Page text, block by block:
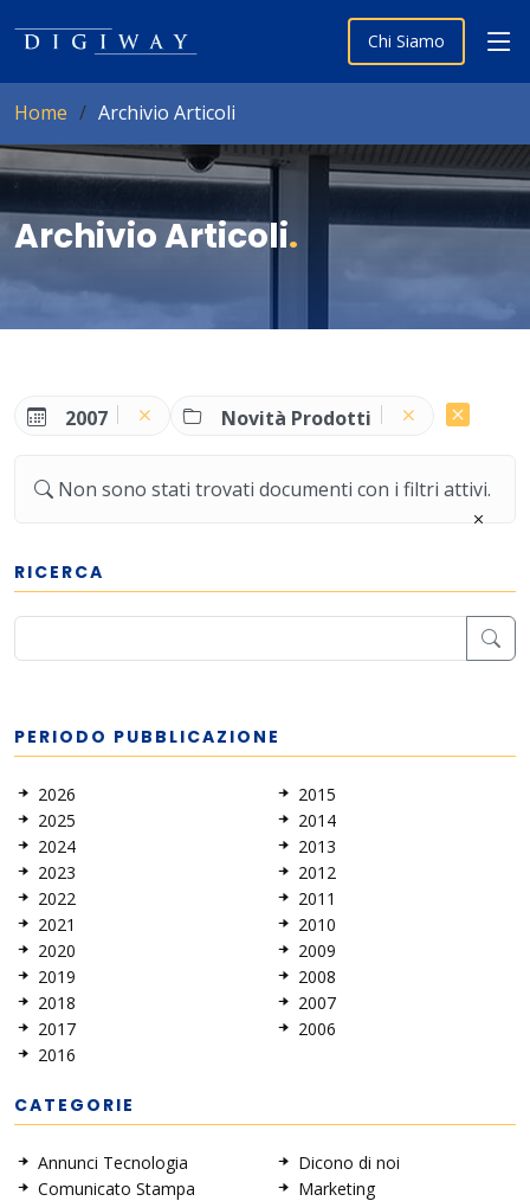
Chi Siamo
Home Archivio Articoli
Archivio Articoli.
2007 Novità Prodotti
Non sono stati trovati documenti con i filtri attivi.
RICERCA
PERIODO PUBBLICAZIONE
2026
2025
2024
2023
2022
2021
2020
2019
2018
2017
2016
2015
2014
2013
2012
2011
2010
2009
2008
2007
2006
CATEGORIE
Annunci Tecnologia
Comunicato Stampa
Dicono di noi
Marketing